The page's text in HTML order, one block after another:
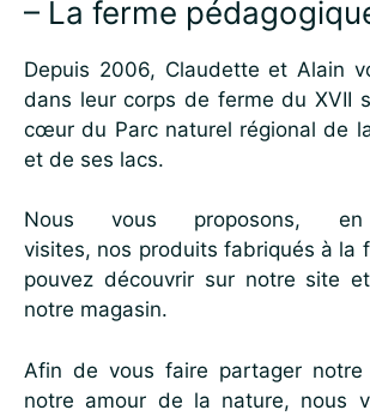
– La ferme
Depuis 2006, Claudette et Alain
dans leur corps de ferme du XVII
cœur du Parc naturel régional de
et de ses lacs.
Nous vous proposons,
visites, nos produits fabriqués à la
pouvez découvrir sur notre site
notre magasin.
Afin de vous faire partager
notre amour de la nature, nous